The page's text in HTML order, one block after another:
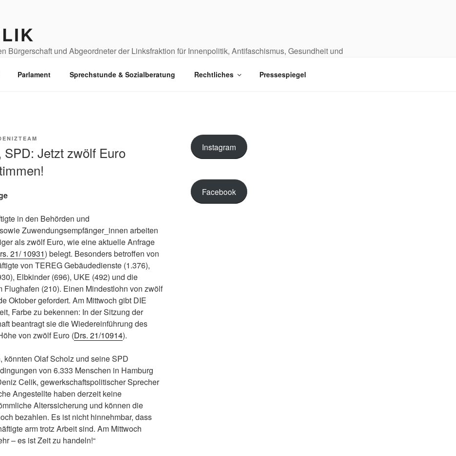
Bürgerschaft und Abgeordneter der Linksfraktion für Innenpolitik, Antifaschismus, Gesundheit und
Parlament Sprechstunde & Sozialberatung Rechtliches Pressespiegel
SPD: Jetzt zwölf Euro
in den Behörden und
Zuwendungsempfänger_innen arbeiten
als zwölf Euro, wie eine aktuelle Anfrage
21/ 10931) belegt. Besonders betroffen von
von TEREG Gebäudedienste (1.376),
Elbkinder (696), UKE (492) und die
Flughafen (210). Einen Mindestlohn von zwölf
Oktober gefordert. Am Mittwoch gibt DIE
Farbe zu bekennen: In der Sitzung der
beantragt sie die Wiedereinführung des
von zwölf Euro (Drs. 21/10914).
könnten Olaf Scholz und seine SPD
von 6.333 Menschen in Hamburg
Celik, gewerkschaftspolitischer Sprecher
Angestellte haben derzeit keine
Alterssicherung und können die
bezahlen. Es ist nicht hinnehmbar, dass
arm trotz Arbeit sind. Am Mittwoch
– es ist Zeit zu handeln!“
Instagram
Facebook